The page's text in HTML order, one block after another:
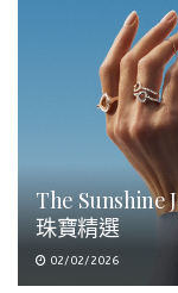
The Sunshine
珠寶精選
02/02/2026